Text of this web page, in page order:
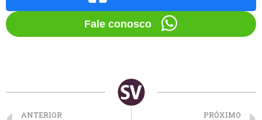
Fale conosco
ANTERIOR PRÓXIMO